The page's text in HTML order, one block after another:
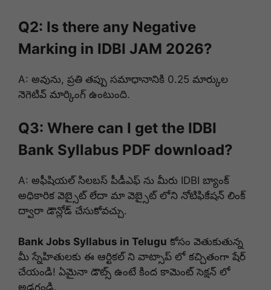
Q2: Is there any Negative
Marking in IDBI JAM 2026?
A: అవును, ప్రతి తప్పు సమాధానానికి 0.25 మార్కుల
నెగెటివ్ మార్కింగ్ ఉంటుంది.
Q3: Where can I get the IDBI
Bank Syllabus PDF download?
A: అఫీషియల్ సిలబస్ పీడీఎఫ్ ను మీరు IDBI బ్యాంక్
అధికారిక వెబ్సైట్ లేదా మా వెబ్సైట్ లోని నోటిఫికేషన్ లింక్
ద్వారా డౌన్లోడ్ చేసుకోవచ్చు.
Bank Jobs Syllabus in Telugu కోసం వెతుకుతున్న
మీ స్నేహితులకు ఈ ఆర్టికల్ ని వాట్సాప్ లో కచ్చితంగా షేర్
చేయండి! ఏమైనా డౌట్స్ ఉంటే కింద కామెంట్ సెక్షన్ లో
అడగండి.